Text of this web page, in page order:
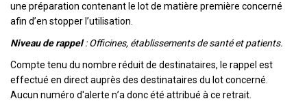
une préparation contenant le lot de matière première concerné
afin d’en stopper l’utilisation.
Niveau de rappel: Officines, établissements de santé et patients.
Compte tenu du nombre réduit de destinataires, le rappel est
effectué en direct auprès des destinataires du lot concerné.
Aucun numéro d'alerte n’a donc été attribué à ce retrait.